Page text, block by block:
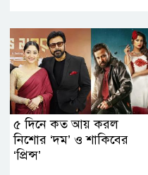
৫ দিনে কত আয় করল
নিশোর ‘দম’ ও শাকিবের
‘প্রিন্স’